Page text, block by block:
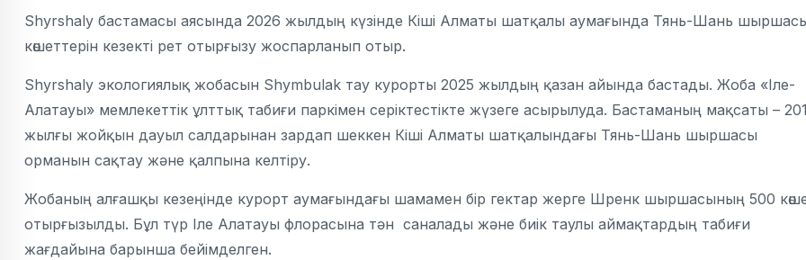
Shyrshaly бастамасы аясында 2026 жылдың күзінде Кіші Алматы шатқалы аумағында Тянь-Шань
көшеттерін кезекті рет отырғызу жоспарланып отыр.
Shyrshaly экологиялық жобасын Shymbulak тау курорты 2025 жылдың қазан айында бастады. Жоба «Іле-
Алатауы» мемлекеттік ұлттық табиғи паркімен серіктестікте жүзеге асырылуда. Бастаманың мақсаты –
жылғы жойқын дауыл салдарынан зардап шеккен Кіші Алматы шатқалындағы Тянь-Шань шыршасы
орманын сақтау және қалпына келтіру.
Жобаның алғашқы кезеңінде курорт аумағындағы шамамен бір гектар жерге Шренк шыршасының 500
отырғызылды. Бұл түр Іле Алатауы флорасына тән саналады және биік таулы аймақтардың табиғи
жағдайына барынша бейімделген.